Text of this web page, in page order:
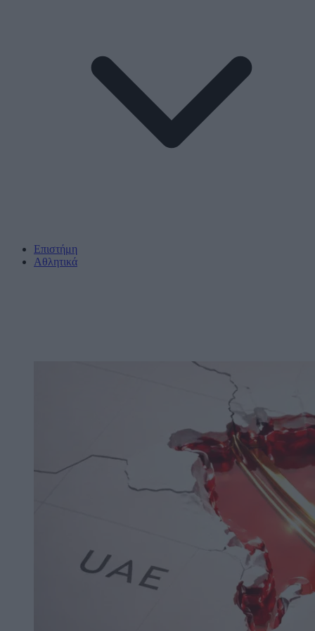
Επιστήμη
Αθλητικά